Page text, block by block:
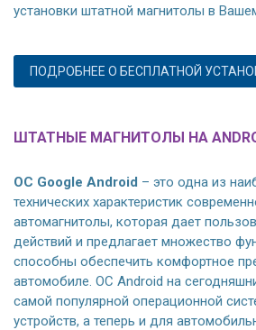
установки штатной магнитолы в
ПОДРОБНЕЕ О БЕСПЛАТНОЙ
ШТАТНЫЕ МАГНИТОЛЫ НА
ОС Google Android – это одна из
технических характеристик
автомагнитолы, которая дает
действий и предлагает множество
способны обеспечить комфортное
автомобиле. ОС Android на
самой популярной операционной
устройств, а теперь и для